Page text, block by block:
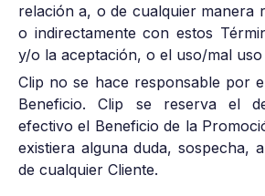
relación a, o de cualquier manera
o indirectamente con estos
y/o la aceptación, o el uso/mal uso
Clip no se hace responsable por
Beneficio. Clip se reserva el
efectivo el Beneficio de la
existiera alguna duda, sospecha,
de cualquier Cliente.